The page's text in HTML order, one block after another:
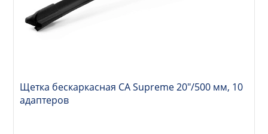
Щетка бескаркасная CA Supreme 20"/500 мм, 10
адаптеров